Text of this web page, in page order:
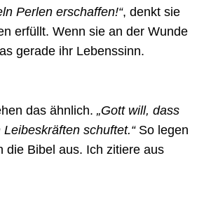
Perlen erschaffen!“, denkt sie
erfüllt. Wenn sie an der Wunde
gerade ihr Lebenssinn.
das ähnlich. „Gott will, dass
schuftet.“So legen
die Bibel aus. Ich zitiere aus